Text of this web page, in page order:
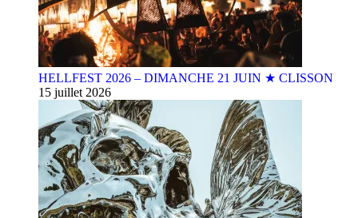
HELLFEST 2026 – DIMANCHE 21 JUIN ★ CLISSON
15 juillet 2026